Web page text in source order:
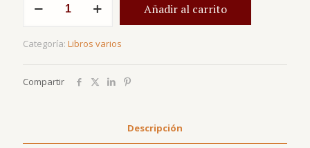
guía
que
a
la
Añadir al carrito
Categoría: Libros varios
Compartir
Descripción